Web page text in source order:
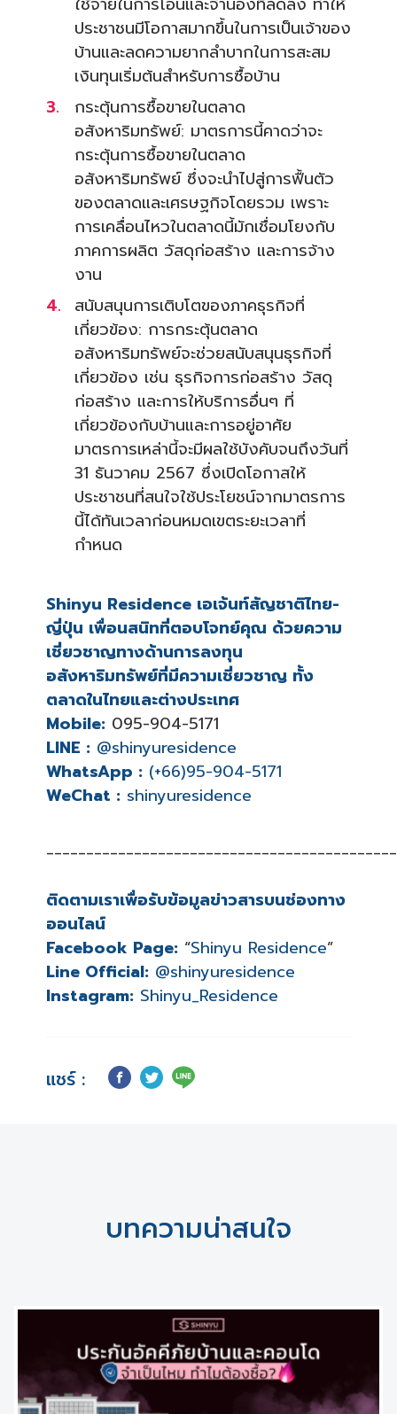
ประชาชนมีโอกาสมากขึ้นในการเป็นเจ้าของ
บ้านและลดความยากลำบากในการสะสม
เงินทุนเริ่มต้นสำหรับการซื้อบ้าน
กระตุ้นการซื้อขายในตลาด
อสังหาริมทรัพย์: มาตรการนี้คาดว่าจะ
กระตุ้นการซื้อขายในตลาด
อสังหาริมทรัพย์ ซึ่งจะนำไปสู่การฟื้นตัว
ของตลาดและเศรษฐกิจโดยรวม เพราะ
การเคลื่อนไหวในตลาดนี้มักเชื่อมโยงกับ
ภาคการผลิต วัสดุก่อสร้าง และการจ้าง
งาน
สนับสนุนการเติบโตของภาคธุรกิจที่
เกี่ยวข้อง: การกระตุ้นตลาด
อสังหาริมทรัพย์จะช่วยสนับสนุนธุรกิจที่
เกี่ยวข้อง เช่น ธุรกิจการก่อสร้าง วัสดุ
ก่อสร้าง และการให้บริการอื่นๆ ที่
เกี่ยวข้องกับบ้านและการอยู่อาศัย
มาตรการเหล่านี้จะมีผลใช้บังคับจนถึงวันที่
31 ธันวาคม 2567 ซึ่งเปิดโอกาสให้
ประชาชนที่สนใจใช้ประโยชน์จากมาตรการ
นี้ได้ทันเวลาก่อนหมดเขตระยะเวลาที่
กำหนด
Shinyu Residence เอเจ้นท์สัญชาติไทย-
ญี่ปุ่น เพื่อนสนิทที่ตอบโจทย์คุณ ด้วยความ
เชี่ยวชาญทางด้านการลงทุน
อสังหาริมทรัพย์ที่มีความเชี่ยวชาญ ทั้ง
ตลาดในไทยและต่างประเทศ
Mobile: 095-904-5171
LINE : @shinyuresidence
WhatsApp : (+66)95-904-5171
WeChat : shinyuresidence
ติดตามเราเพื่อรับข้อมูลข่าวสารบนช่องทาง
ออนไลน์
Facebook Page: “Shinyu Residence”
Line Official: @shinyuresidence
Instagram: Shinyu_Residence
แชร์ :
บทความน่าสนใจ